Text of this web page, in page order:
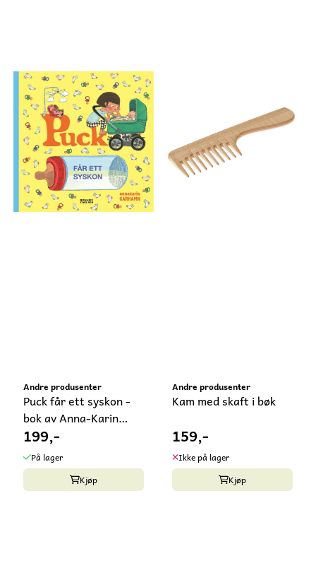
Andre produsenter
Puck får ett syskon -
bok av Anna-Karin
Garhamn, ...
199,-
På lager
Kjøp
Andre produsenter
Kam med skaft i bøk
159,-
Ikke på lager
Kjøp